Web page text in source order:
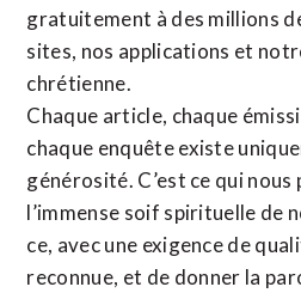
gratuitement à des millions
sites, nos applications et
chrétienne.
Chaque article, chaque
chaque enquête existe
générosité. C’est ce qui
l’immense soif spirituelle de
ce, avec une exigence de
reconnue, et de donner la